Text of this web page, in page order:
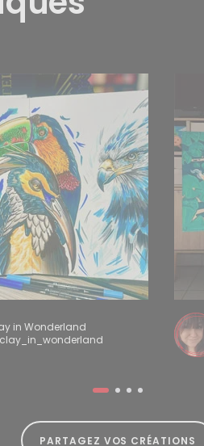
in Wonderland
PARTAGEZ VOS CRÉATIONS